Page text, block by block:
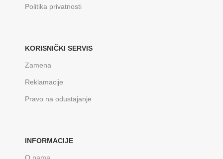
Politika privatnosti
KORISNIČKI SERVIS
Zamena
Reklamacije
Pravo na odustajanje
INFORMACIJE